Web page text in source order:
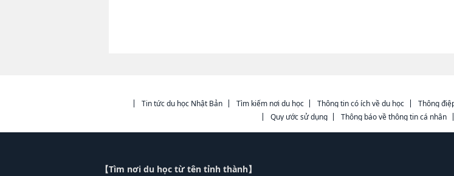
Tin tức du học Nhật Bản Tìm kiếm nơi du học Thông tin có ích về du học Thông
Quy ước sử dụng
Thông báo về thông tin cá nhân
【Tìm nơi du học từ tên tỉnh thành】